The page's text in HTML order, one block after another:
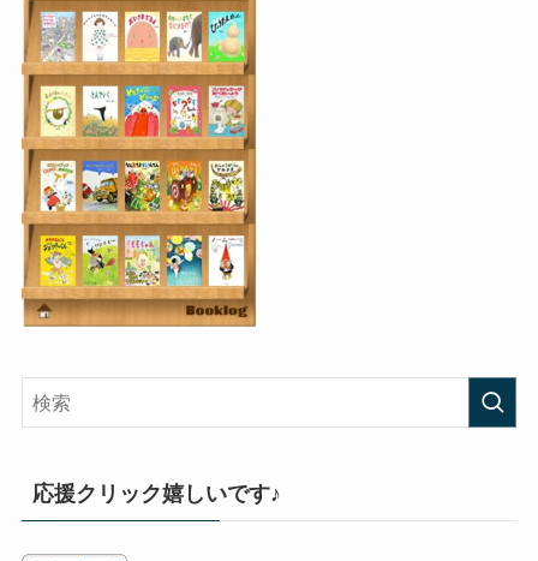
応援クリック嬉しいです♪